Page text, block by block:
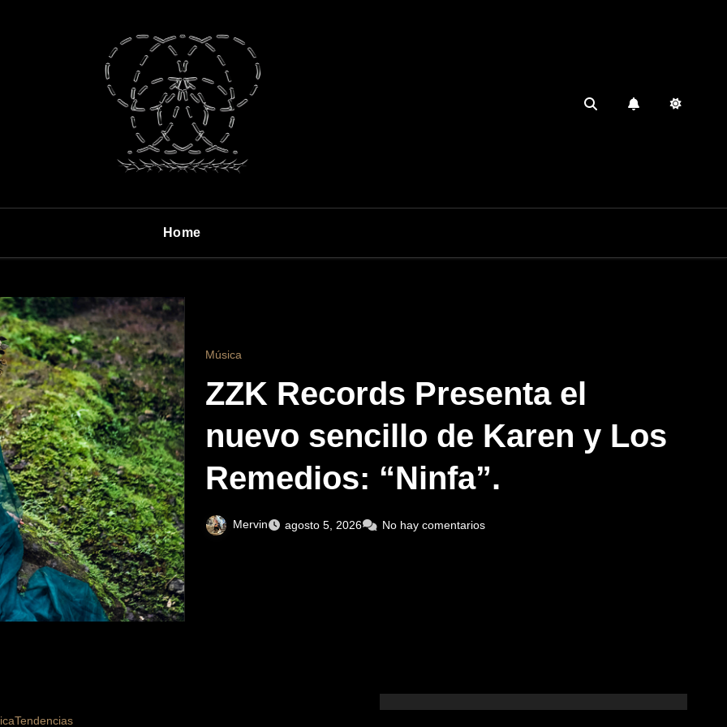
Home
Música
ZZK Records Presenta el
nuevo sencillo de Karen y Los
Remedios: “Ninfa”.
Mervin agosto 5, 2026 No hay comentarios
Tendencias